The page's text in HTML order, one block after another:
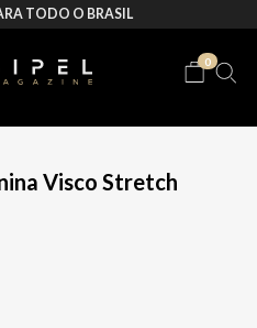
TODO O BRASIL
0
Visco Stretch